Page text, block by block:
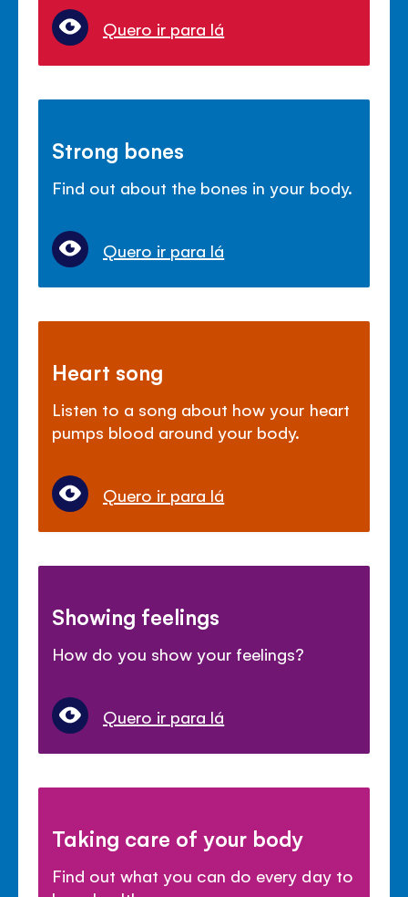
Quero ir para lá
Strong bones
Find out about the bones in your body.
Quero ir para lá
Heart song
Listen to a song about how your heart
pumps blood around your body.
Quero ir para lá
Showing feelings
How do you show your feelings?
Quero ir para lá
Taking care of your body
Find out what you can do every day to